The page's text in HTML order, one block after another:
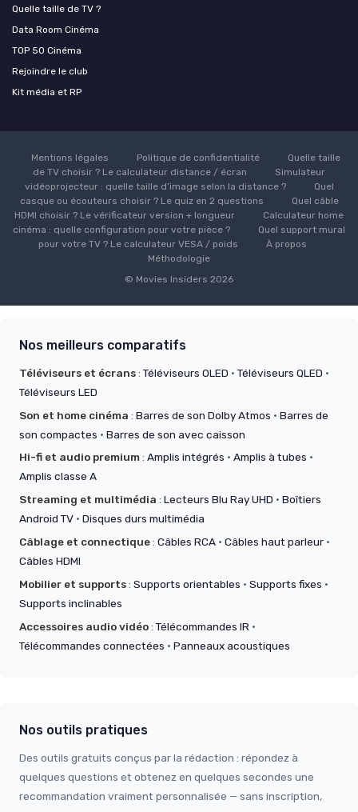
Quelle taille de TV ?
Data Room Cinéma
TOP 50 Cinéma
Rejoindre le club
Kit média et RP
Mentions légales Politique de confidentialité
Quelle taille
de TV choisir ? Le calculateur distance / écran
Simulateur
vidéoprojecteur : quelle taille d’image selon la distance ?
Quel
casque ou écouteurs choisir ? Le quiz en 2 questions
Quel câble
HDMI choisir ? Le vérificateur version + longueur
Calculateur home
cinéma : quelle configuration pour votre pièce ?
Quel support mural
pour votre TV ? Le calculateur VESA / poids
À propos
Méthodologie
© Movies Insiders 2026
Nos meilleurs comparatifs
Téléviseurs et écrans:Téléviseurs OLED ·Téléviseurs QLED ·
Téléviseurs LED
Son et home cinéma : Barres de son Dolby Atmos · Barres de
son compactes · Barres de son avec caisson
Hi-fi et audio premium: Amplis intégrés · Amplis à tubes ·
Amplis classe A
Streaming et multimédia : Lecteurs Blu Ray UHD · Boîtiers
Android TV · Disques durs multimédia
Câblage et connectique: Câbles RCA · Câbles haut parleur ·
Câbles HDMI
Mobilier et supports: Supports orientables · Supports fixes ·
Supports inclinables
Accessoires audio vidéo:Télécommandes IR ·
Télécommandes connectées · Panneaux acoustiques
Nos outils pratiques
Des outils gratuits conçus par la rédaction : répondez à
quelques questions et obtenez en quelques secondes une
recommandation vraiment personnalisée — sans inscription,